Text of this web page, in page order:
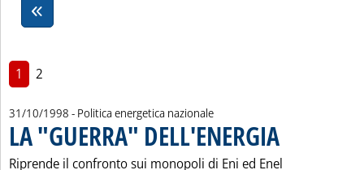
1 2
31/10/1998 - Politica energetica nazionale
LA "GUERRA" DELL'ENERGIA
Riprende il confronto sui monopoli di Eni ed Enel